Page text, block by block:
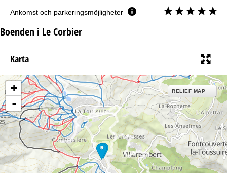
Ankomst och parkeringsmöjligheter
Boenden i Le Corbier
Karta
+
-
RELIEF MAP